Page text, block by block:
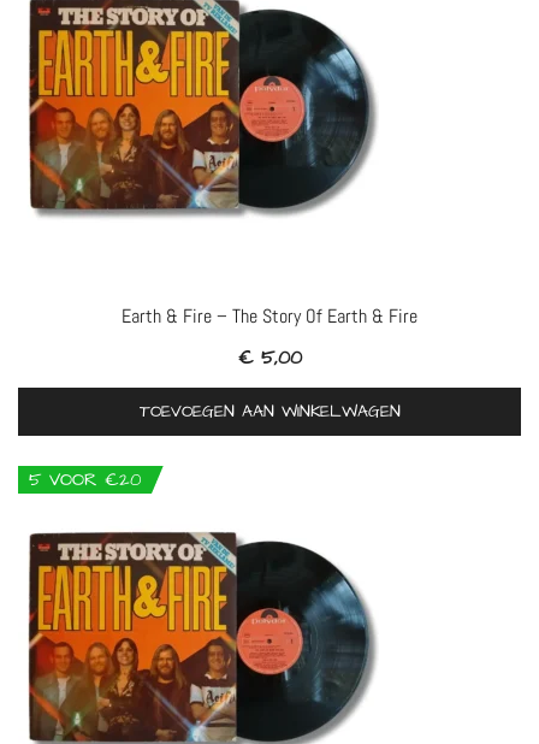
Earth & Fire – The Story Of Earth & Fire
€5,00
TOEVOEGEN AAN WINKELWAGEN
5 VOOR €20